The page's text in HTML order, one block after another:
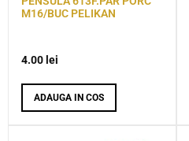
M16/BUC PELIKAN
4.00 lei
ADAUGA IN COS